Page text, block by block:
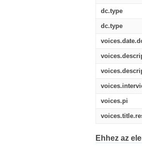
dc.type
dc.type
voices.pi
Ehhez az